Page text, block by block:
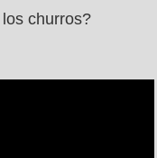
churros?